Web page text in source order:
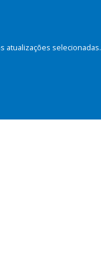
atualizações selecionadas.